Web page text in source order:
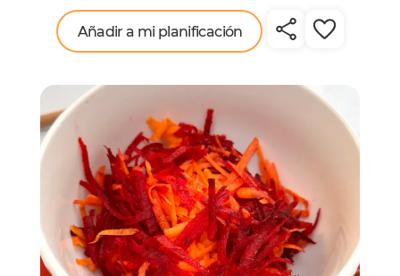
Añadir a mi planificación